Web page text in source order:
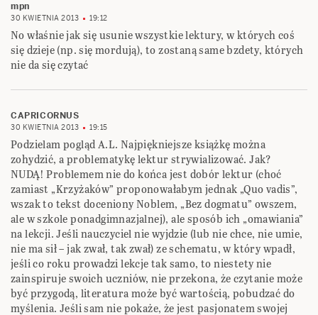
mpn
30 KWIETNIA 2013 19:12
No właśnie jak się usunie wszystkie lektury, w których coś
się dzieje (np. się mordują), to zostaną same bzdety, których
nie da się czytać
CAPRICORNUS
30 KWIETNIA 2013 19:15
Podzielam pogląd A.L. Najpiękniejsze książkę można
zohydzić, a problematykę lektur strywializować. Jak?
NUDĄ! Problemem nie do końca jest dobór lektur (choć
zamiast „Krzyżaków” proponowałabym jednak „Quo vadis”,
wszak to tekst doceniony Noblem, „Bez dogmatu” owszem,
ale w szkole ponadgimnazjalnej), ale sposób ich „omawiania”
na lekcji. Jeśli nauczyciel nie wyjdzie (lub nie chce, nie umie,
nie ma sił – jak zwał, tak zwał) ze schematu, w który wpadł,
jeśli co roku prowadzi lekcje tak samo, to niestety nie
zainspiruje swoich uczniów, nie przekona, że czytanie może
być przygodą, literatura może być wartością, pobudzać do
myślenia. Jeśli sam nie pokaże, że jest pasjonatem swojej